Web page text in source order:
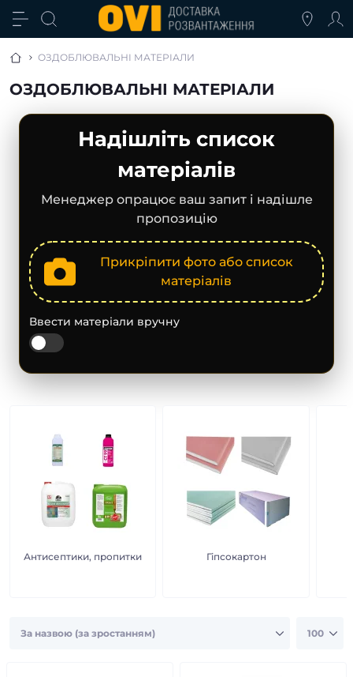
ОЗДОБЛЮВАЛЬНІ МАТЕРІАЛИ
ОЗДОБЛЮВАЛЬНІ МАТЕРІАЛИ
Надішліть список
матеріалів
Менеджер опрацює ваш запит і надішле
пропозицію
Прикріпити фото або список
матеріалів
Ввести матеріали вручну
Ім’я
Телефон
Email
Антисептики, пропитки Гіпсокартон